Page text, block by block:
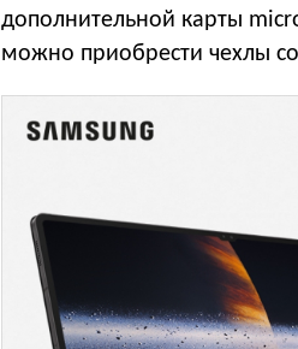
дополнительной карты
можно приобрести чехлы